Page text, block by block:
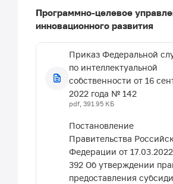
Постановление от 26
2004 г. N 36 Об
положения по
годового экономического
эффекта от
изобретений и
рационализаторских
doc, 154.5 КБ
Постановление от 25
2005 г. N 416 Об
и изменена 2 октября
года)
Соглашение о
в области охраны
права и смежных прав
сентября 1993 года
doc, 85.5 КБ
Договор о патентном
(принят
конференцией 1 июня
doc, 196.5 КБ
Программно-целевое
инновационного развития
Приказ Федеральной
по интеллектуальной
собственности от 16
2022 года № 142
pdf, 391.95 КБ
Постановление
Правительства
Федерации от
392 Об утверждении
предоставления